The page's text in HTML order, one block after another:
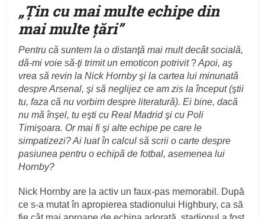
„Ţin cu mai multe echipe din
mai multe ţări”
Pentru că suntem la o distanţă mai mult decât socială,
dă-mi voie să-ţi trimit un emoticon potrivit?Apoi, aş
vrea să revin la Nick Hornby şi la cartea lui minunată
despre Arsenal, şi să neglijez ce am zis la început (ştii
tu, faza că nu vorbim despre literatură). Ei bine, dacă
nu mă înşel, tu eşti cu Real Madrid şi cu Poli
Timişoara. Or mai fi şi alte echipe pe care le
simpatizezi? Ai luat în calcul să scrii o carte despre
pasiunea pentru o echipă de fotbal, asemenea lui
Hornby?
Nick Hornby are la activ un faux-pas memorabil. După
ce s-a mutat în apropierea stadionului Highbury, ca să